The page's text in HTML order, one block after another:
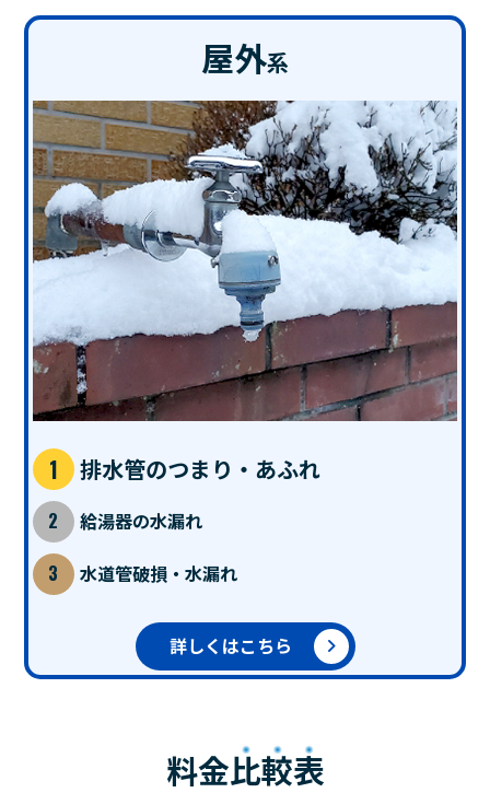
屋外系
排水管のつまり・あふれ
給湯器の水漏れ
水道管破損・水漏れ
詳しくはこちら
料金比較表